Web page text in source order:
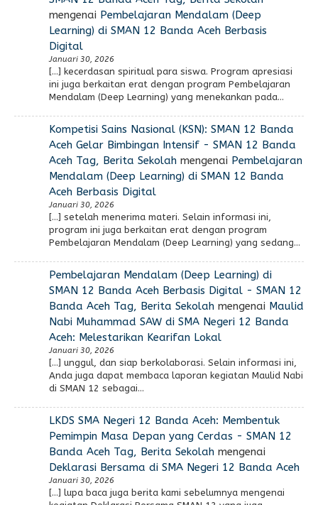
mengenai Pembelajaran Mendalam (Deep
Learning) di SMAN 12 Banda Aceh Berbasis
Digital
Januari 30, 2026
[…] kecerdasan spiritual para siswa. Program apresiasi
ini juga berkaitan erat dengan program Pembelajaran
Mendalam (Deep Learning) yang menekankan pada…
Kompetisi Sains Nasional (KSN): SMAN 12 Banda
Aceh Gelar Bimbingan Intensif - SMAN 12 Banda
Aceh Tag, Berita Sekolahmengenai Pembelajaran
Mendalam (Deep Learning) di SMAN 12 Banda
Aceh Berbasis Digital
Januari 30, 2026
[…] setelah menerima materi. Selain informasi ini,
program ini juga berkaitan erat dengan program
Pembelajaran Mendalam (Deep Learning) yang sedang…
Pembelajaran Mendalam (Deep Learning) di
SMAN 12 Banda Aceh Berbasis Digital - SMAN 12
Banda Aceh Tag, Berita Sekolahmengenai Maulid
Nabi Muhammad SAW di SMA Negeri 12 Banda
Aceh: Melestarikan Kearifan Lokal
Januari 30, 2026
[…] unggul, dan siap berkolaborasi. Selain informasi ini,
Anda juga dapat membaca laporan kegiatan Maulid Nabi
di SMAN 12 sebagai…
LKDS SMA Negeri 12 Banda Aceh: Membentuk
Pemimpin Masa Depan yang Cerdas - SMAN 12
Banda Aceh Tag, Berita Sekolahmengenai
Deklarasi Bersama di SMA Negeri 12 Banda Aceh
Januari 30, 2026
[…] lupa baca juga berita kami sebelumnya mengenai